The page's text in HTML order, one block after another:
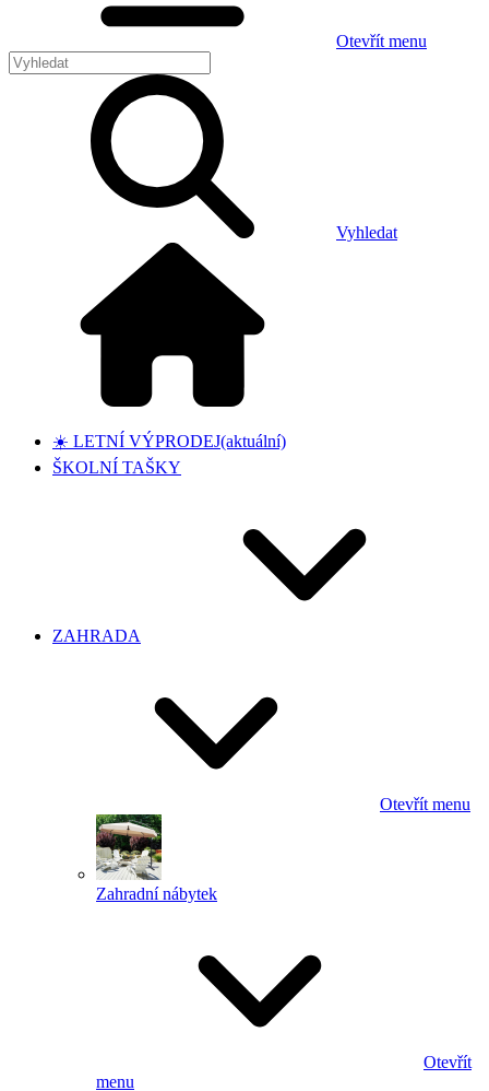
Otevřít menu
Vyhledat
☀️ LETNÍ VÝPRODEJ(aktuální)
ŠKOLNÍ TAŠKY
ZAHRADA
Otevřít menu
Zahradní nábytek
Otevřít
menu